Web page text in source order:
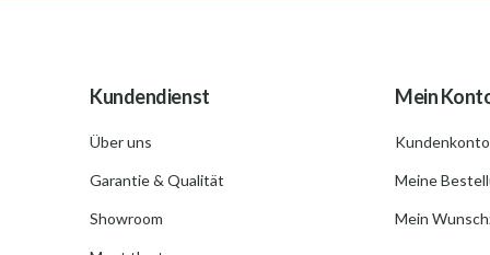
Kundendienst
Über uns
Garantie & Qualität
Showroom
Mein
Meine
Mein